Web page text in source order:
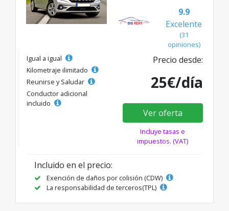
9.9
Excelente
(31
opiniones)
Igual a igual
Kilometraje ilimitado
Reunirse y Saludar
Conductor adicional
incluido
Precio desde:
25€/día
Ver oferta
Incluye tasas e
impuestos. (VAT)
Incluido en el precio:
Exención de daños por colisión (CDW)
La responsabilidad de terceros(TPL)